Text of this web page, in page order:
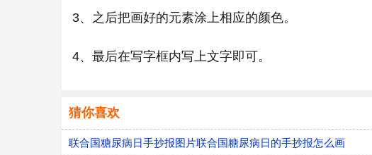
3、之后把画好的元素涂上相应的颜色。
4、最后在写字框内写上文字即可。
猜你喜欢
联合国糖尿病日手抄报图片联合国糖尿病日的手抄报怎么画